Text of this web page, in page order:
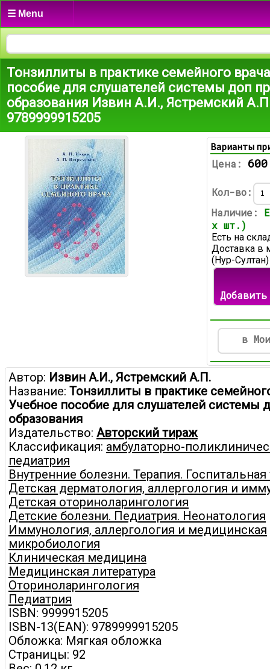
☰ Menu
Тонзиллиты в практике семейного
пособие для слушателей системы доп
образования Извин А.И., Ястремский
9789999915205
Варианты
Цена:
Кол-во:
Наличие:
х шт.)
Есть на
Доставка в
(Нур-
в
Автор: Извин А.И., Ястремский А.П.
Название: Тонзиллиты в практике
Учебное пособие для слушателей системы
образования
Издательство: Авторский тираж
Классификация: амбулаторно-
педиатрия
Внутренние болезни. Терапия. Госпитальная
Детская дерматология, аллергология и
Детская оториноларингология
Детские болезни. Педиатрия. Неонатология
Иммунология, аллергология и медицинская
микробиология
Клиническая медицина
Медицинская литература
Оториноларингология
Педиатрия
ISBN: 9999915205
ISBN-13(EAN): 9789999915205
Обложка: Мягкая обложка
Страницы: 92